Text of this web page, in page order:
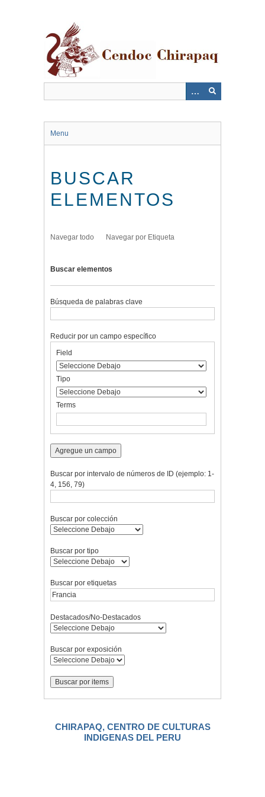
Menu
BUSCAR
ELEMENTOS
Navegar todo Navegar por Etiqueta
Buscar elementos
Búsqueda de palabras clave
rows
"Reducir
por
específico":
1
Reducir por un campo específico
de
búsqueda
de
búsqueda
de
búsqueda
de
Búsqueda
Field
Tipo
Terms
Agregue un campo
Buscar por intervalo de números de ID (ejemplo: 1-
4, 156, 79)
Buscar por colección
Buscar por tipo
Buscar por etiquetas
Destacados/No-Destacados
Buscar por exposición
CHIRAPAQ, CENTRO DE CULTURAS
INDIGENAS DEL PERU